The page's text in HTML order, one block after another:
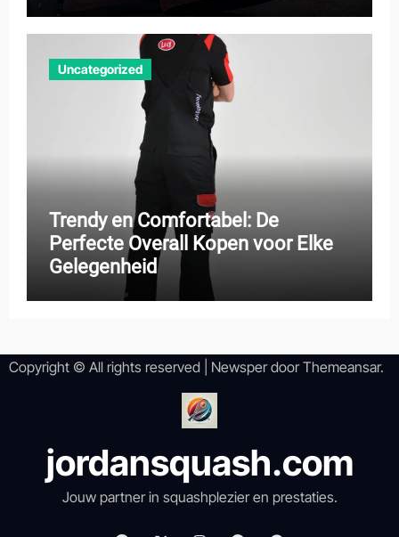
Uncategorized
Trendy en Comfortabel: De
Perfecte Overall Kopen voor Elke
Gelegenheid
Copyright © All rights reserved NewsperdoorThemeansar.
jordansquash.com
Jouw partner in squashplezier en prestaties.